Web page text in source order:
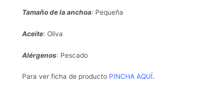
Tamaño de la anchoa: Pequeña
Aceite: Oliva
Alérgenos: Pescado
Para ver ficha de producto PINCHA AQUÍ.